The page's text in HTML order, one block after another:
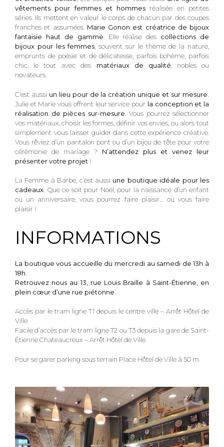
vêtements pour femmes et hommes réalisée en petites
séries. Ils mettent en valeur le corps de chacun par des coupes
franches et assumées. Marie Gonon est créatrice de bijoux
fantaisie haut de gamme . Elle réalise des collections de
bijoux pour les femmes , souvent sur le thème de la nature,
emprunts de poésie et de délicatesse, parfois bohème, parfois
chic, le tout avec des matériaux de qualité , nobles ou
novateurs.
C’est aussi un lieu pour de la création unique et sur mesure.
Julie et Marie vous offrent leur service pour la conception et la
réalisation de pièces sur-mesure. Vous pourrez sélectionner
vos matériaux, choisir les formes, définir vos envies, ou alors tout
simplement vous laisser guider dans cette expérience créative.
Vous rêviez d’un pantalon pont ou d’un bijou de tête pour votre
cérémonie de mariage ? N’attendez plus et venez leur
présenter votre projet !
La Femme à Barbe, c’est aussi une boutique idéale pour les
cadeaux. Que ce soit pour Noël, pour la naissance d’un enfant
ou un anniversaire, vous pourrez faire plaisir… ou vous faire
plaisir !
INFORMATIONS
La boutique vous accueille du mercredi au samedi de 13h à
18h.
Retrouvez nous au 13, rue Louis Braille à Saint-Étienne, en
plein cœur d’une rue piétonne.
Accès par le tram ligne T1 depuis le centre ville – Arrêt Hôtel de
Ville.
Facile d’accès par le tram ligne T2 ou T3 depuis la gare de Saint-
Étienne Chateaucreux – Arrêt Hôtel de Ville.
Pour se garer parking sous terrain Place Hôtel de Ville à 50 m.